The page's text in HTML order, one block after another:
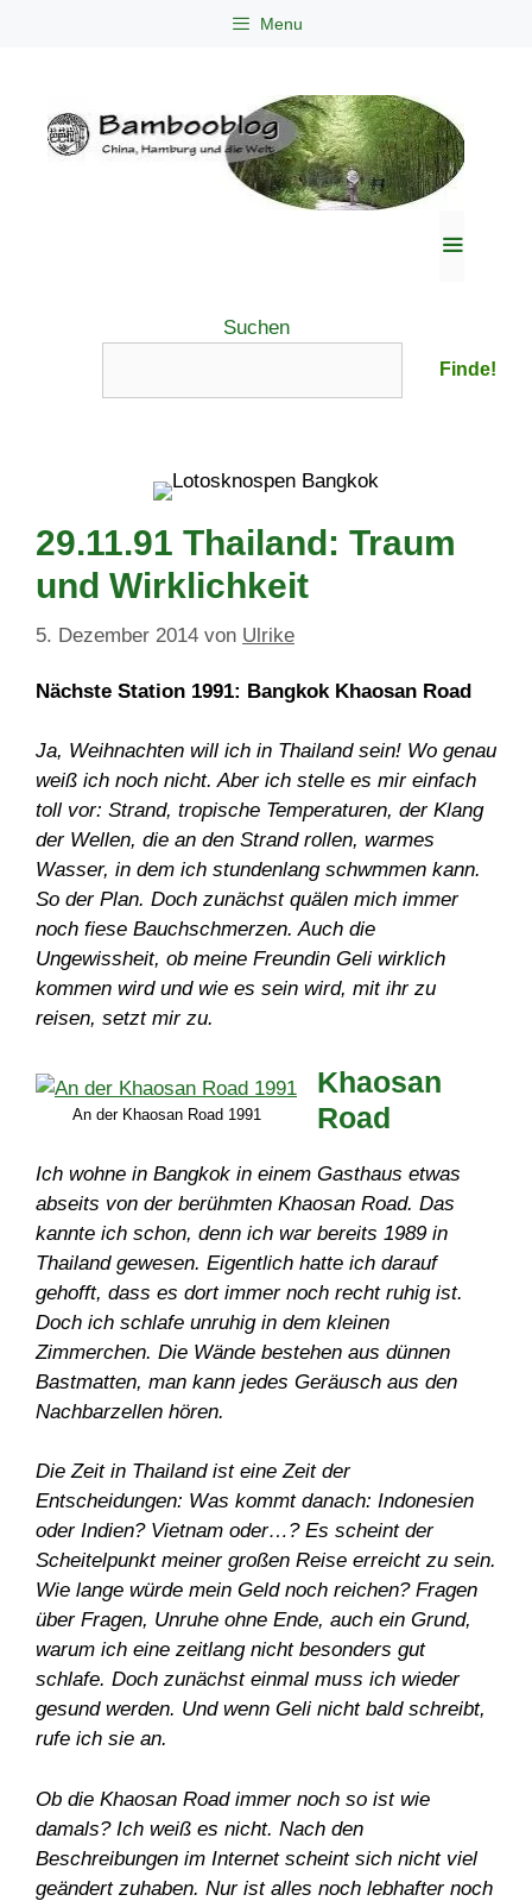
Menu
Suchen
Finde!
29.11.91 Thailand: Traum
und Wirklichkeit
5. Dezember 2014 von Ulrike
Nächste Station 1991: Bangkok Khaosan Road
Ja, Weihnachten will ich in Thailand sein! Wo genau
weiß ich noch nicht. Aber ich stelle es mir einfach
toll vor: Strand, tropische Temperaturen, der Klang
der Wellen, die an den Strand rollen, warmes
Wasser, in dem ich stundenlang schwmmen kann.
So der Plan. Doch zunächst quälen mich immer
noch fiese Bauchschmerzen. Auch die
Ungewissheit, ob meine Freundin Geli wirklich
kommen wird und wie es sein wird, mit ihr zu
reisen, setzt mir zu.
An der Khaosan Road 1991
Khaosan
Road
Ich wohne in Bangkok in einem Gasthaus etwas
abseits von der berühmten Khaosan Road. Das
kannte ich schon, denn ich war bereits 1989 in
Thailand gewesen. Eigentlich hatte ich darauf
gehofft, dass es dort immer noch recht ruhig ist.
Doch ich schlafe unruhig in dem kleinen
Zimmerchen. Die Wände bestehen aus dünnen
Bastmatten, man kann jedes Geräusch aus den
Nachbarzellen hören.
Die Zeit in Thailand ist eine Zeit der
Entscheidungen: Was kommt danach: Indonesien
oder Indien? Vietnam oder…? Es scheint der
Scheitelpunkt meiner großen Reise erreicht zu sein.
Wie lange würde mein Geld noch reichen? Fragen
über Fragen, Unruhe ohne Ende, auch ein Grund,
warum ich eine zeitlang nicht besonders gut
schlafe. Doch zunächst einmal muss ich wieder
gesund werden. Und wenn Geli nicht bald schreibt,
rufe ich sie an.
Ob die Khaosan Road immer noch so ist wie
damals? Ich weiß es nicht. Nach den
Beschreibungen im Internet scheint sich nicht viel
geändert zuhaben. Nur ist alles noch lebhafter noch